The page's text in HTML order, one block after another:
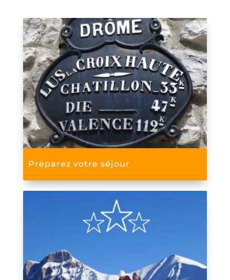
Préparez votre séjour